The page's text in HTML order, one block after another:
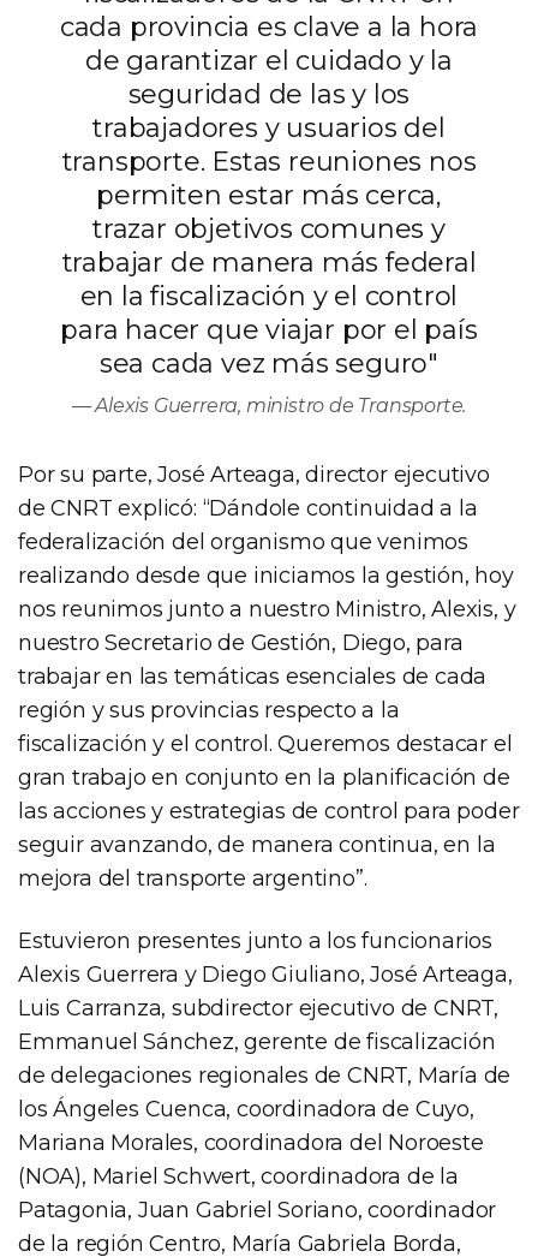
cada provincia es clave a la hora
de garantizar el cuidado y la
seguridad de las y los
trabajadores y usuarios del
transporte. Estas reuniones nos
permiten estar más cerca,
trazar objetivos comunes y
trabajar de manera más federal
en la fiscalización y el control
para hacer que viajar por el país
sea cada vez más seguro"
Alexis Guerrera, ministro de Transporte.
Por su parte, José Arteaga, director ejecutivo
de CNRT explicó: “Dándole continuidad a la
federalización del organismo que venimos
realizando desde que iniciamos la gestión, hoy
nos reunimos junto a nuestro Ministro, Alexis, y
nuestro Secretario de Gestión, Diego, para
trabajar en las temáticas esenciales de cada
región y sus provincias respecto a la
fiscalización y el control. Queremos destacar el
gran trabajo en conjunto en la planificación de
las acciones y estrategias de control para poder
seguir avanzando, de manera continua, en la
mejora del transporte argentino”.
Estuvieron presentes junto a los funcionarios
Alexis Guerrera y Diego Giuliano, José Arteaga,
Luis Carranza, subdirector ejecutivo de CNRT,
Emmanuel Sánchez, gerente de fiscalización
de delegaciones regionales de CNRT, María de
los Ángeles Cuenca, coordinadora de Cuyo,
Mariana Morales, coordinadora del Noroeste
(NOA), Mariel Schwert, coordinadora de la
Patagonia, Juan Gabriel Soriano, coordinador
de la región Centro, María Gabriela Borda,